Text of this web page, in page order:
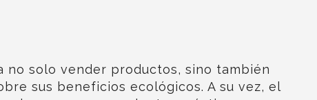
no solo vender productos, sino también
sus beneficios ecológicos. A su vez, el